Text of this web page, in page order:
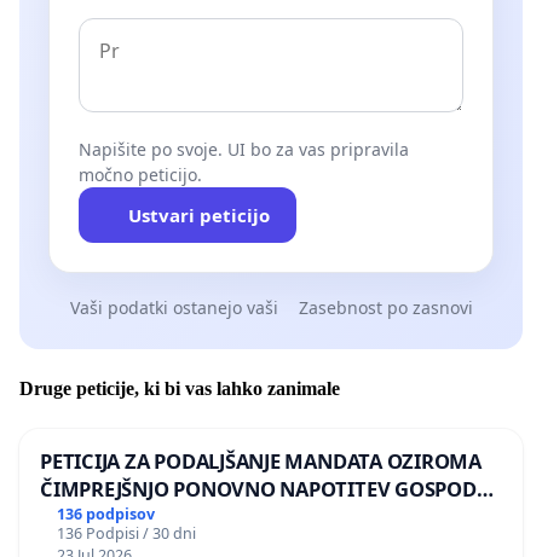
Napišite po svoje. UI bo za vas pripravila
močno peticijo.
Ustvari peticijo
Vaši podatki ostanejo vaši Zasebnost po zasnovi
Druge peticije, ki bi vas lahko zanimale
PETICIJA ZA PODALJŠANJE MANDATA OZIROMA
ČIMPREJŠNJO PONOVNO NAPOTITEV GOSPODA
BERNARDA ŠRAJNERJA NA VELEPOSLANIŠTVO
REPUBLIKE SLOVENIJE V MOSKVI
136 podpisov
136 Podpisi / 30 dni